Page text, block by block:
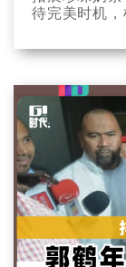
待完美时机，